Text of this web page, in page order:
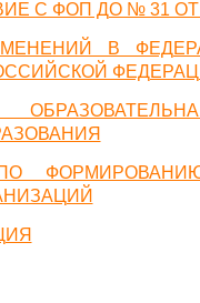
С ФОП ДО № 31 ОТ
В